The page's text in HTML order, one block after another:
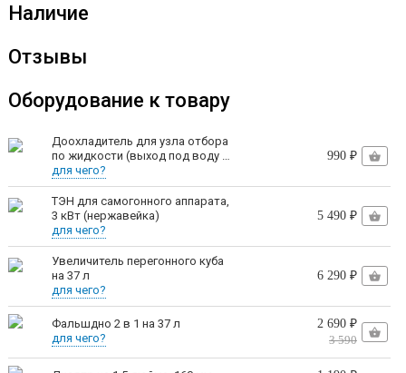
спирт 96,6°;
классический самогон;
ароматные водки;
джин;
самбуку;
виски;
бренди;
кальвадос и многие другие.
Просто выберите нужный режим (дистилляции,
ректификации, ароматизации и др.) и творите.
Наличие
Отзывы
Оборудование к товару
Доохладитель для узла отбора
по жидкости (выход под воду -
резьба 1/2)
для чего?
990 ₽
ТЭН для самогонного аппарата,
3 кВт (нержавейка)
для чего?
5 490 ₽
Увеличитель перегонного куба
на 37 л
для чего?
6 290 ₽
Фальшдно 2 в 1 на 37 л
для чего?
2 690 ₽
3 590